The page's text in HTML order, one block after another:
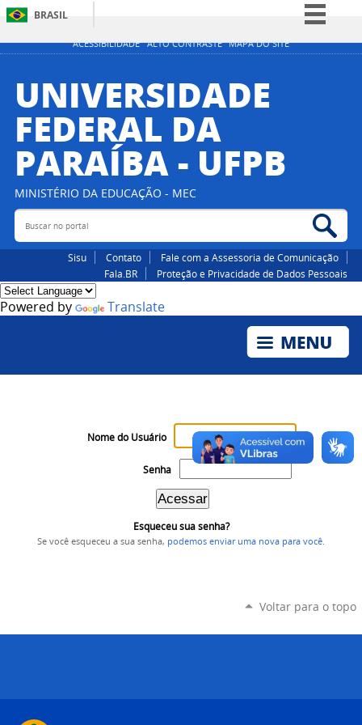
ACESSIBILIDADE ALTO CONTRASTE MAPA DO SITE
BRASIL
Simplifique!
Participe
Acesso à informação
Canais
UNIVERSIDADE
FEDERAL DA
PARAÍBA - UFPB
MINISTÉRIO DA EDUCAÇÃO - MEC
Buscar no portal
Sisu Contato
Fale com a Assessoria de Comunicação
Fala.BR
Proteção e Privacidade de Dados Pessoais
Powered by Translate
Nome do Usuário
Senha
Esqueceu sua senha?
Se você esqueceu a sua senha, podemos enviar uma nova para você
Voltar para o topo